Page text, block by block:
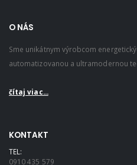
O NÁS
Sme unikátnym výrobcom
automatizovanou a ultramodernou
čítaj viac...
KONTAKT
TEL:
0910 435 579